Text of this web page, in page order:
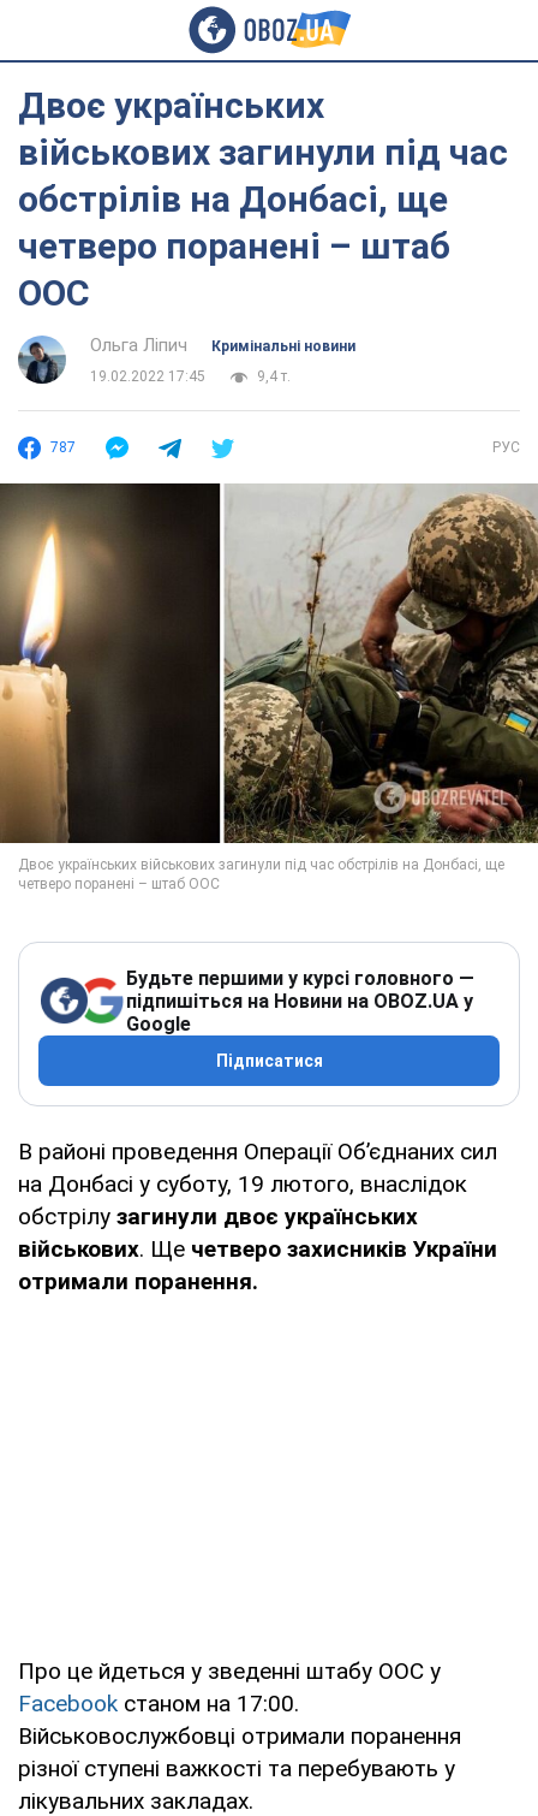
Двоє українських
військових загинули під час
обстрілів на Донбасі, ще
четверо поранені – штаб
ООС
Ольга Ліпич
Кримінальні новини
19.02.2022 17:45
9,4 т.
787 РУС
Будьте першими у курсі головного —
підпишіться на Новини на OBOZ.UA у
Google
Підписатися
В районі проведення Операції Об’єднаних сил
на Донбасі у суботу, 19 лютого, внаслідок
обстрілу загинули двоє українських
військових. Ще четверо захисників України
отримали поранення.
Про це йдеться у зведенні штабу ООС у
Facebook станом на 17:00.
Військовослужбовці отримали поранення
різної ступені важкості та перебувають у
лікувальних закладах.